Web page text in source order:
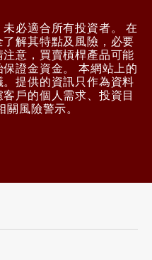
必適合所有投資者。 在
解其特點及風險，必要
意，買賣槓桿產品可能
證金資金。 本網站上的
提供的資訊只作為資料
戶的個人需求、投資目
關風險警示。